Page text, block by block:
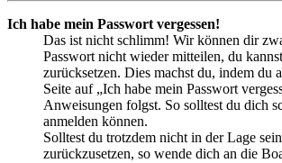
Ich habe mein Passwort vergessen!
Das ist nicht schlimm! Wir können dir
Passwort nicht wieder mitteilen, du
zurücksetzen. Dies machst du, indem du
Seite auf „Ich habe mein Passwort
Anweisungen folgst. So solltest du dich
anmelden können.
Solltest du trotzdem nicht in der Lage
zurückzusetzen, so wende dich an die